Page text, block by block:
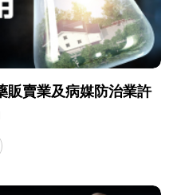
販賣業及病媒防治業許